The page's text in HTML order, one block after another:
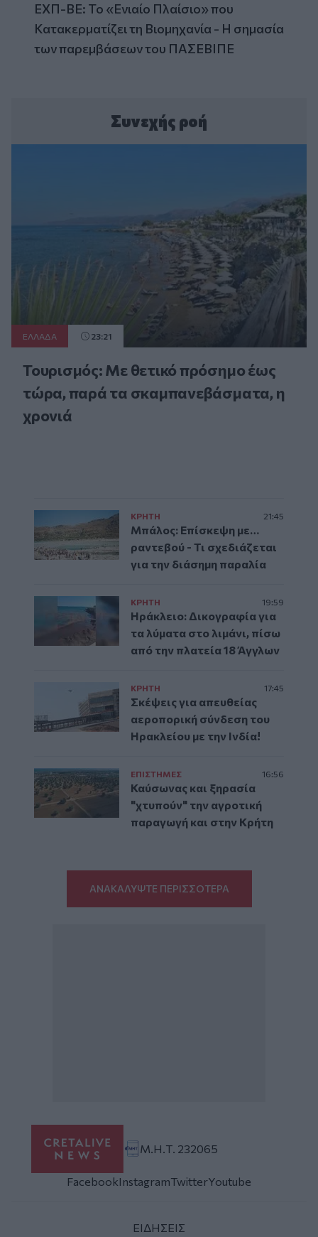
ΕΧΠ-ΒΕ: Το «Ενιαίο Πλαίσιο» που
Κατακερματίζει τη Βιομηχανία - Η σημασία
των παρεμβάσεων του ΠΑΣΕΒΙΠΕ
Συνεχής ροή
ΕΛΛAΔΑ 23:21
Τουρισμός: Με θετικό πρόσημο έως
τώρα, παρά τα σκαμπανεβάσματα, η
χρονιά
ΚΡΗΤΗ 21:45
Μπάλος: Επίσκεψη με…
ραντεβού - Τι σχεδιάζεται
για την διάσημη παραλία
ΚΡΗΤΗ 19:59
Ηράκλειο: Δικογραφία για
τα λύματα στο λιμάνι, πίσω
από την πλατεία 18 Άγγλων
ΚΡΗΤΗ 17:45
Σκέψεις για απευθείας
αεροπορική σύνδεση του
Ηρακλείου με την Ινδία!
ΕΠΙΣΤΗΜΕΣ 16:56
Καύσωνας και ξηρασία
"χτυπούν" την αγροτική
παραγωγή και στην Κρήτη
ΑΝΑΚΑΛΥΨΤΕ ΠΕΡΙΣΣΟΤΕΡΑ
Μ.Η.Τ. 232065
FacebookInstagramTwitterYoutube
ΕΙΔΗΣΕΙΣ